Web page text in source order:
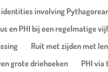
identities involving
en PHI bij een regelmatige
Ruit met zijden met
grote driehoeken
PHI via